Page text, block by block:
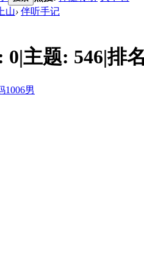
山› 伴听手记
0|主题: 546|排
1006男